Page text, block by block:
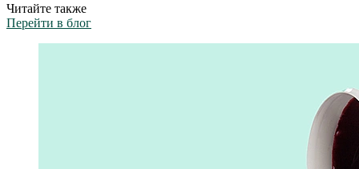
Читайте также
Перейти в блог